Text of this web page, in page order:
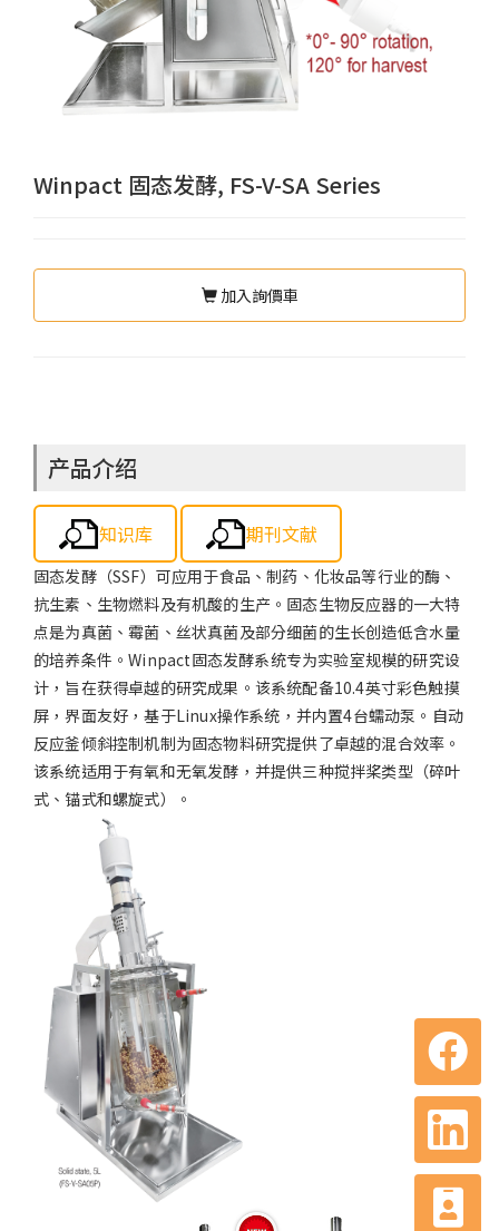
Winpact 固态发酵, FS-V-SA Series
加入詢價車
产品介绍
知识库 期刊文献
固态发酵（SSF）可应用于食品、制药、化妆品等行业的酶、
抗生素、生物燃料及有机酸的生产。固态生物反应器的一大特
点是为真菌、霉菌、丝状真菌及部分细菌的生长创造低含水量
的培养条件。Winpact固态发酵系统专为实验室规模的研究设
计，旨在获得卓越的研究成果。该系统配备10.4英寸彩色触摸
屏，界面友好，基于Linux操作系统，并内置4台蠕动泵。自动
反应釜倾斜控制机制为固态物料研究提供了卓越的混合效率。
该系统适用于有氧和无氧发酵，并提供三种搅拌桨类型（碎叶
式、锚式和螺旋式）。